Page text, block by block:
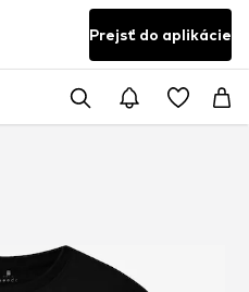
Prejsť do aplikácie